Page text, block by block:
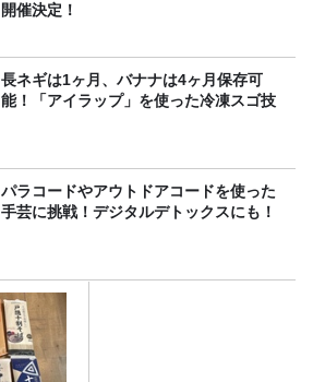
開催決定！
長ネギは1ヶ月、バナナは4ヶ月保存可
能！「アイラップ」を使った冷凍スゴ技
パラコードやアウトドアコードを使った
手芸に挑戦！デジタルデトックスにも！